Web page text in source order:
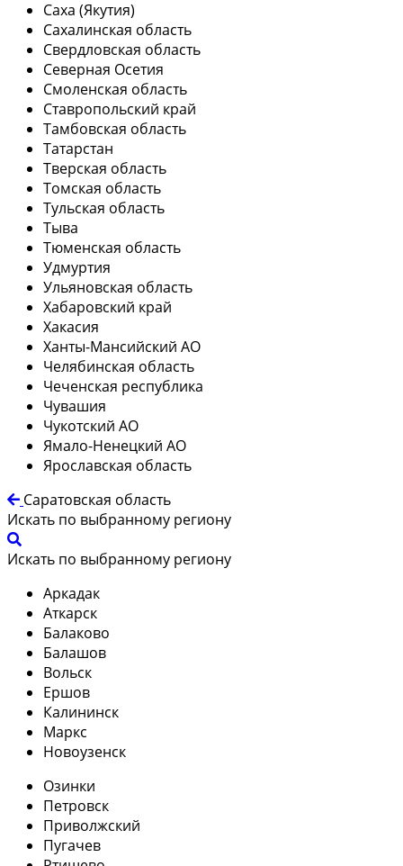
Саха (Якутия)
Сахалинская область
Свердловская область
Северная Осетия
Смоленская область
Ставропольский край
Тамбовская область
Татарстан
Тверская область
Томская область
Тульская область
Тыва
Тюменская область
Удмуртия
Ульяновская область
Хабаровский край
Хакасия
Ханты-Мансийский АО
Челябинская область
Чеченская республика
Чувашия
Чукотский АО
Ямало-Ненецкий АО
Ярославская область
Саратовская область
Искать по выбранному региону
Искать по выбранному региону
Аркадак
Аткарск
Балаково
Балашов
Вольск
Ершов
Калининск
Маркс
Новоузенск
Озинки
Петровск
Приволжский
Пугачев